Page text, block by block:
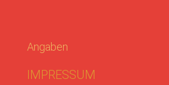
Angaben
IMPRESSUM